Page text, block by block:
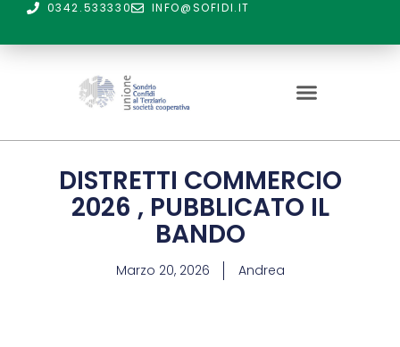
0342.533330 INFO@SOFIDI.IT
DISTRETTI COMMERCIO
2026 , PUBBLICATO IL
BANDO
Marzo 20, 2026 Andrea